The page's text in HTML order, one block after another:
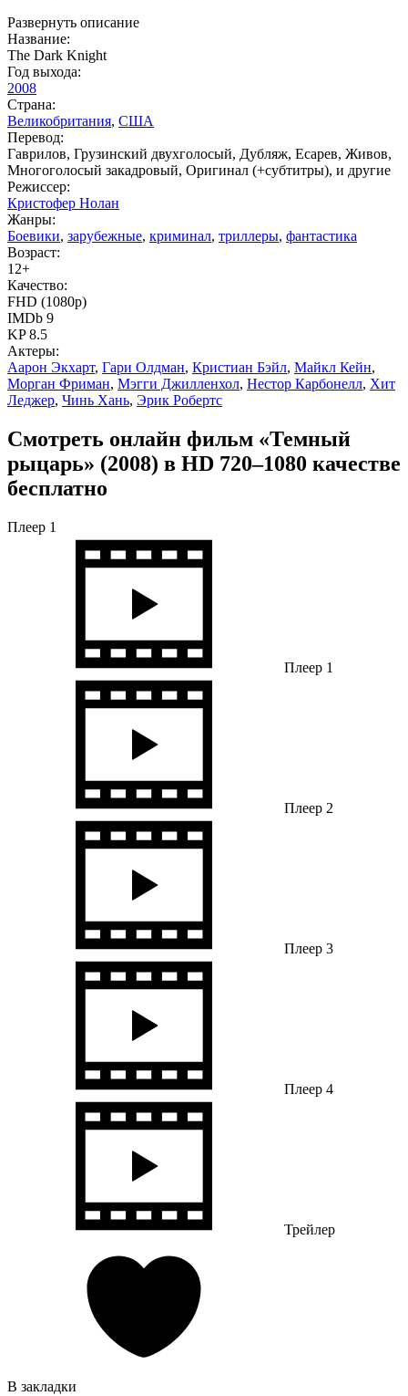
Развернуть описание
Название:
The Dark Knight
Год выхода:
2008
Страна:
Великобритания, США
Перевод:
Гаврилов, Грузинский двухголосый, Дубляж, Есарев, Живов,
Многоголосый закадровый, Оригинал (+субтитры), и другие
Режиссер:
Кристофер Нолан
Жанры:
Боевики, зарубежные, криминал, триллеры, фантастика
Возраст:
12+
Качество:
FHD (1080p)
IMDb 9
KP 8.5
Актеры:
Аарон Экхарт, Гари Олдман, Кристиан Бэйл, Майкл Кейн,
Морган Фриман, Мэгги Джилленхол, Нестор Карбонелл, Хит
Леджер, Чинь Хань, Эрик Робертс
Смотреть онлайн фильм «Темный
рыцарь» (2008) в HD 720–1080 качестве
бесплатно
Плеер 1
Плеер 1
Плеер 2
Плеер 3
Плеер 4
Трейлер
В закладки